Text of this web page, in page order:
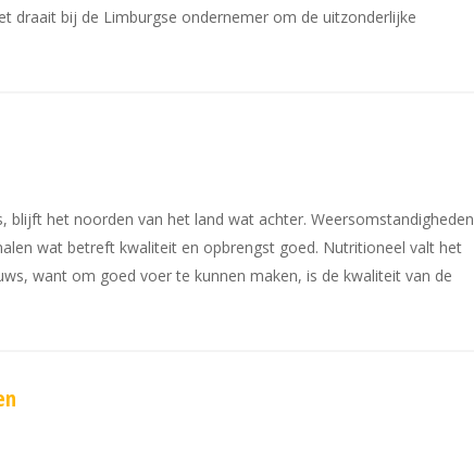
draait bij de Limburgse ondernemer om de uitzonderlijke
het noorden van het land wat achter. Weersomstandigheden
wat betreft kwaliteit en opbrengst goed. Nutritioneel valt het
want om goed voer te kunnen maken, is de kwaliteit van de